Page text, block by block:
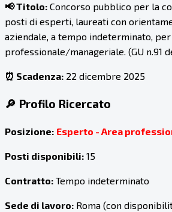
📢 Titolo: Concorso pubblico per la
posti di esperti, laureati con
aziendale, a tempo indeterminato,
professionale/manageriale. (GU n.91
⏰ Scadenza: 22 dicembre 2025
🔎 Profilo Ricercato
Posizione: Esperto - Area
Posti disponibili: 15
Contratto: Tempo indeterminato
Sede di lavoro: Roma (con